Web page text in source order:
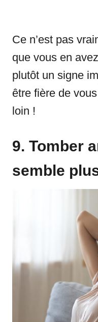
Ce n’est pas
que vous en
plutôt un signe
être fière de
loin !
9. Tomber
semble